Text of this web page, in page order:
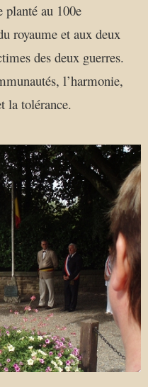
au 100e
royaume et aux deux
des deux guerres.
l’harmonie,
la tolérance.